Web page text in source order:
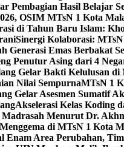
Pembagian Hasil Belajar
OSIM MTsN 1 Kota
di Tahun Baru Islam:
Sinergi Kolaborasi:
Generasi Emas Berbakat
Penutur Asing dari 4
Gelar Bakti Kelulusan di
Nilai SempurnaMTsN 1
Gelar Asesmen Sumatif
Akselerasi Kelas Koding
Madrasah Menurut Dr.
di MTsN 1 Kota
Enam Area Perubahan,